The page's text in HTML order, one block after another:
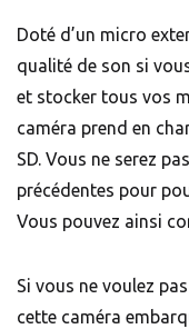
Doté d’un micro
qualité de son si
et stocker tous vos
caméra prend en
SD. Vous ne serez
précédentes pour
Vous pouvez ainsi
Si vous ne voulez
cette caméra